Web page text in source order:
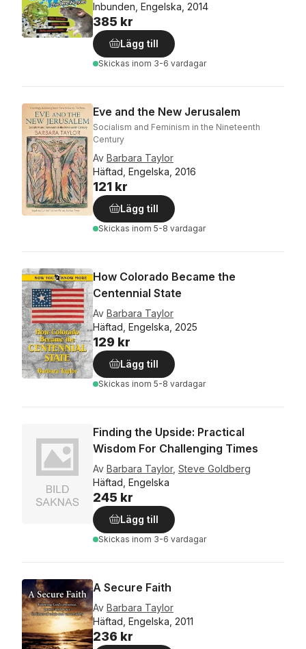
Inbunden, Engelska, 2014
385 kr
Lägg till
Skickas inom 3-6 vardagar
Eve and the New Jerusalem
Socialism and Feminism in the Nineteenth
Century
Av Barbara Taylor
Häftad, Engelska, 2016
121 kr
Lägg till
Skickas inom 5-8 vardagar
How Colorado Became the
Centennial State
Av Barbara Taylor
Häftad, Engelska, 2025
129 kr
Lägg till
Skickas inom 5-8 vardagar
Finding the Upside: Practical
Wisdom For Challenging Times
Av Barbara Taylor, Steve Goldberg
Häftad, Engelska
245 kr
Lägg till
Skickas inom 3-6 vardagar
A Secure Faith
Av Barbara Taylor
Häftad, Engelska, 2011
236 kr